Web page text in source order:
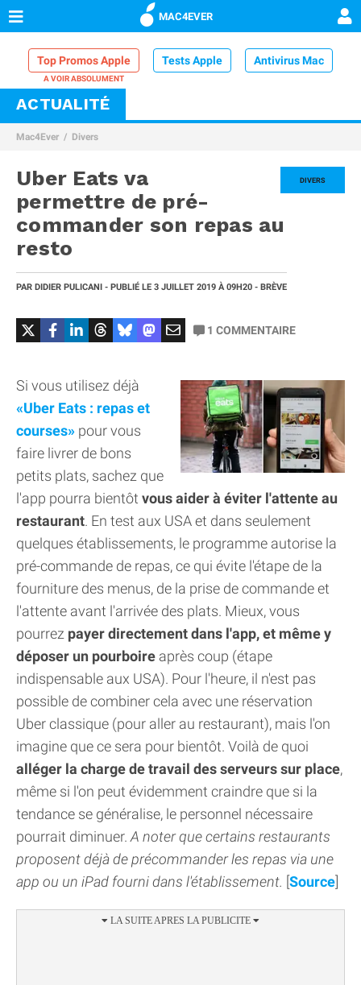
MAC4EVER
Top Promos Apple Tests Apple Antivirus Mac
VPN Mac
Comparatif iPhone
ACTUALITÉ
Mac4Ever Divers
DIVERS
Uber Eats va
permettre de pré-
commander son repas au
resto
PAR DIDIER PULICANI - PUBLIÉ LE 3 JUILLET 2019 À 09H20 - BRÈVE
1 COMMENTAIRE
Si vous utilisez déjà
Uber Eats : repas et
courses
pour vous
faire livrer de bons
petits plats, sachez que
l'app pourra bientôt vous aider à éviter l'attente au
restaurant. En test aux USA et dans seulement
quelques établissements, le programme autorise la
pré-commande de repas, ce qui évite l'étape de la
fourniture des menus, de la prise de commande et
l'attente avant l'arrivée des plats. Mieux, vous
pourrez payer directement dans l'app, et même y
déposer un pourboire après coup (étape
indispensable aux USA). Pour l'heure, il n'est pas
possible de combiner cela avec une réservation
Uber classique (pour aller au restaurant), mais l'on
imagine que ce sera pour bientôt. Voilà de quoi
alléger la charge de travail des serveurs sur place,
même si l'on peut évidemment craindre que si la
tendance se généralise, le personnel nécessaire
pourrait diminuer. A noter que certains restaurants
proposent déjà de précommander les repas via une
app ou un iPad fourni dans l'établissement. [Source]